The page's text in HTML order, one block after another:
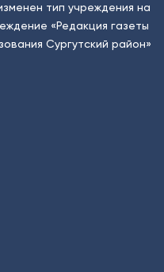
тип учреждения на
«Редакция газеты
Сургутский район»